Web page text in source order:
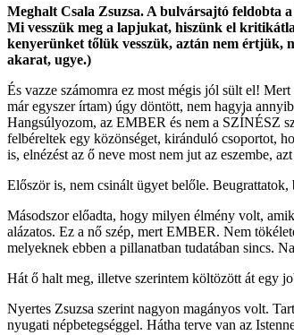
Meghalt Csala Zsuzsa. A bulvársajtó feldobta
Mi vesszük meg a lapjukat, hiszünk el
kenyerünket tőlük vesszük, aztán nem értjük,
akarat, ugye.)
És vazze számomra ez most mégis jól sült el!
már egyszer írtam) úgy döntött, nem hagyja
Hangsúlyozom, az EMBER és nem a SZÍNÉSZ
felbéreltek egy közönséget, kiránduló csoportot,
is, elnézést az ő neve most nem jut az eszembe,
Először is, nem csinált ügyet belőle.
Másodszor előadta, hogy milyen élmény volt,
alázatos. Ez a nő szép, mert EMBER. Nem
melyeknek ebben a pillanatban tudatában sincs.
Hát ő halt meg, illetve szerintem költözött át egy
Nyertes Zsuzsa szerint nagyon magányos volt.
nyugati népbetegséggel. Hátha terve van az